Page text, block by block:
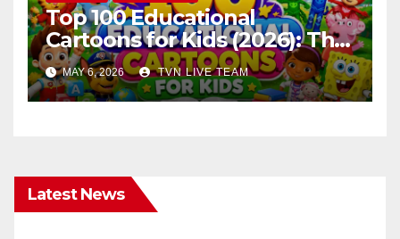
Top 100 Educational
Cartoons for Kids (2026): The
Ultimate Learning Shows List
Every Parent Should Know
MAY 6, 2026 TVN LIVE TEAM
Latest News